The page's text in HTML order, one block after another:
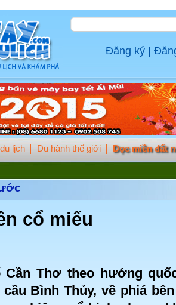
Đăng ký
lịch Du hành thế giới Dọc miền đất
cổ miếu
Cần Thơ theo hướng
Bình Thủy, về phiá